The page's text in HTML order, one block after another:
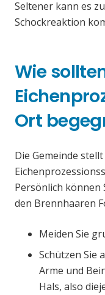
Seltener kann es
Schockreaktion
Wie
Ort
Die Gemeinde
Persönlich können
den Brennhaaren
Meiden Sie
Schützen Sie
Arme und
Hals, also